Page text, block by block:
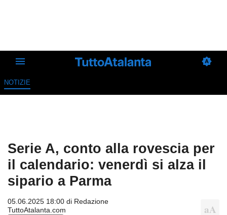
NOTIZIE
Serie A, conto alla rovescia per
il calendario: venerdì si alza il
sipario a Parma
05.06.2025 18:00 di Redazione
TuttoAtalanta.com